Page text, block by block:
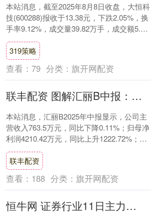
本站消息，截至2025年8月8日收盘，大恒科
技(600288)报收于13.38元，下跌2.05%，换
手率9.12%，成交量39.82万手，成交额5.33
亿元。 ....
319策略
查看： 79 分类： 旗开网配资
联丰配资 图解汇丽B中报：第二季度单季净利润同比增339409%
本站消息，汇丽B2025年中报显示，公司主
营收入763.5万元，同比下降0.11%；归母净
利润4210.42万元，同比上升1222.72%；扣
非净利润256.9....
联丰配资
查看： 188 分类： 旗开网配资
恒牛网 证券行业11日主力净流入1013亿元, 国盛金控、华泰证券居前